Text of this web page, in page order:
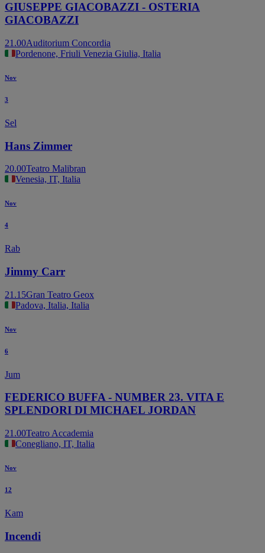
GIUSEPPE GIACOBAZZI - OSTERIA
GIACOBAZZI
21.00Auditorium Concordia
Pordenone, Friuli Venezia Giulia, Italia
Nov
3
Sel
Hans Zimmer
20.00Teatro Malibran
Venesia, IT, Italia
Nov
4
Rab
Jimmy Carr
21.15Gran Teatro Geox
Padova, Italia, Italia
Nov
6
Jum
FEDERICO BUFFA - NUMBER 23. VITA E
SPLENDORI DI MICHAEL JORDAN
21.00Teatro Accademia
Conegliano, IT, Italia
Nov
12
Kam
Incendi